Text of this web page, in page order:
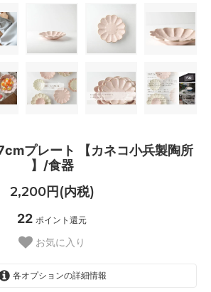
プレート 【カネコ小兵製陶所
】/食器
2,200円(内税)
22 ポイント還元
お気に入り
各オプションの詳細情報